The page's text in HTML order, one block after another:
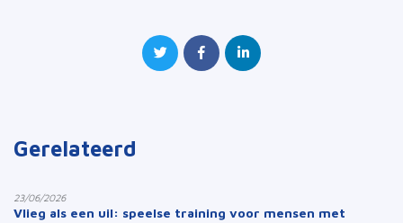
Gerelateerd
23/06/2026
Vlieg als een uil: speelse training voor mensen met